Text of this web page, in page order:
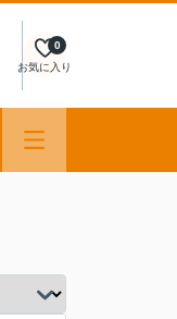
お気に入り
0